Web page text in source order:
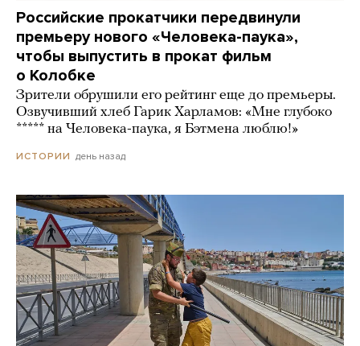
Российские прокатчики передвинули
премьеру нового «Человека-паука»,
чтобы выпустить в прокат фильм
о Колобке
Зрители обрушили его рейтинг еще до премьеры.
Озвучивший хлеб Гарик Харламов: «Мне глубоко
***** на Человека-паука, я Бэтмена люблю!»
ИСТОРИИ день назад